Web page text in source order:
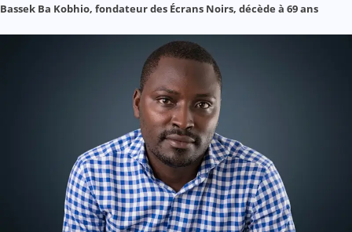
Bassek Ba Kobhio, fondateur des Écrans Noirs, décède à 69 ans